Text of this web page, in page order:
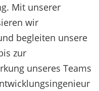
Mit unserer
wir
begleiten unsere
zur
unseres Teams